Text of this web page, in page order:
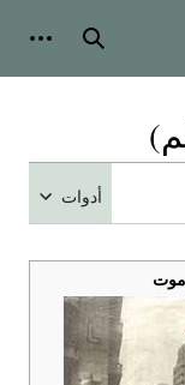
بحث
أدوات
موت